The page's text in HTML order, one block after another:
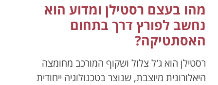
מהו בעצם רסטילן ומדוע הוא
נחשב לפורץ דרך בתחום
האסתטיקה?
רסטילן הוא ג'ל צלול ושקוף המורכב מחומצה
היאלורונית מיוצבת, שנוצר בטכנולוגיה ייחודית